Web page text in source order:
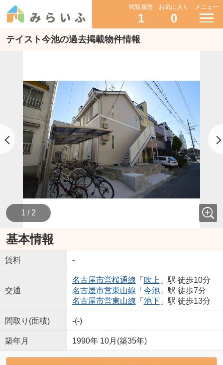
閲覧履歴
1
お気に入り
0
メニュー
テイスト今池の過去掲載物件情報
1 / 2
基本情報
賃料 -
交通
名古屋市営桜通線 「 吹上 」駅 徒歩10分
名古屋市営東山線 「 今池」駅 徒歩7分
名古屋市営東山線 「 池下」駅 徒歩13分
間取り(面積) -(-)
築年月 1990年 10月(築35年)